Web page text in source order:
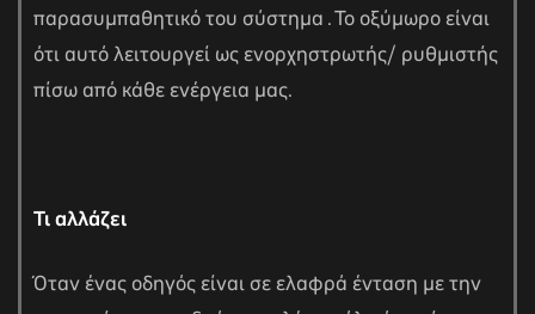
παρασυμπαθητικό του σύστημα . Το οξύμωρο είναι
ότι αυτό λειτουργεί ως ενορχηστρωτής/ ρυθμιστής
πίσω από κάθε ενέργεια μας.
Τι αλλάζει
Όταν ένας οδηγός είναι σε ελαφρά ένταση με την